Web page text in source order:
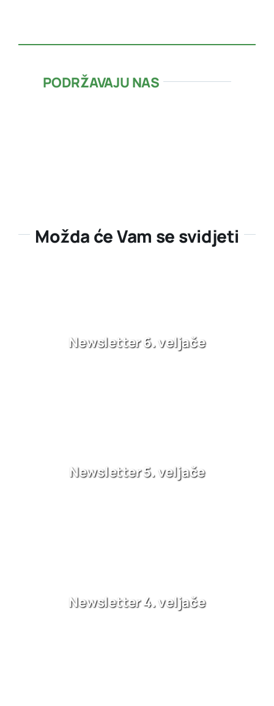
PODRŽAVAJU NAS
Možda će Vam se svidjeti
Newsletter 6. veljače
Newsletter 5. veljače
Newsletter 4. veljače